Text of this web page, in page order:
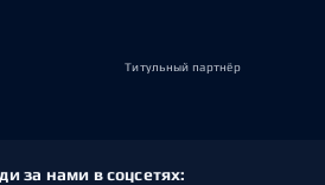
Титульный партнёр
за нами в соцсетях: